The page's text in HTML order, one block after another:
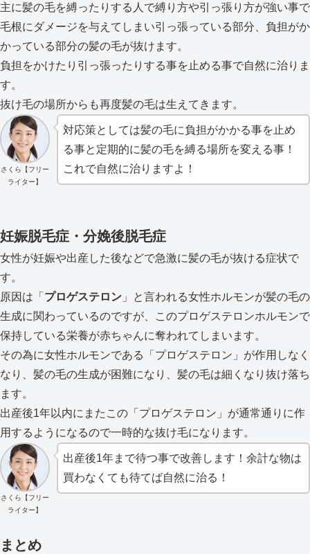
主に髪の毛を縛ったりする人で縛り方や引っ張り方が強い事で
毛根にダメージを与えてしまい引っ張っている部分、負担がか
かっている部分の髪の毛が抜けます。
負担をかけたり引っ張ったりする事を止める事で自然に治りま
す。
抜け毛の場所からも再度髪の毛は生えてきます。
さくら【フリー
ライター】
対応策としては髪の毛に負担がかかる事を止め
る事と定期的に髪の毛を縛る場所を変える事！
これで自然に治りますよ！
妊娠脱毛症・分娩後脱毛症
女性が妊娠や出産した後などで急激に髪の毛が抜ける症状で
す。
原因は「 プロゲステロン 」と言われる女性ホルモンが髪の毛の
生成に関わっているのですが、このプロゲステロンホルモンで
保持している栄養が赤ちゃんに奪われてしまいます。
その為に女性ホルモンである「プロゲステロン」が作用しなく
なり、髪の毛の生成が困難になり、髪の毛は細くなり抜け落ち
ます。
出産後1年以内にまたこの「プロゲステロン」が通常通りに作
用するようになるので一時的な抜け毛になります。
さくら【フリー
ライター】
出産後1年まで待つ事で改善します！余計な物は
買わなくても待てば自然に治る！
まとめ